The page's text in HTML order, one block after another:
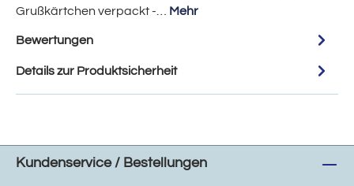
Grußkärtchen verpackt -… Mehr
Bewertungen
Details zur Produktsicherheit
Kundenservice / Bestellungen